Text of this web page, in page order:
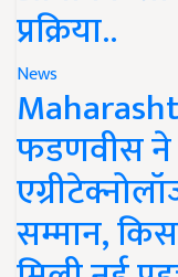
प्रक्रिया..
News
फडणवीस ने
सम्मान,